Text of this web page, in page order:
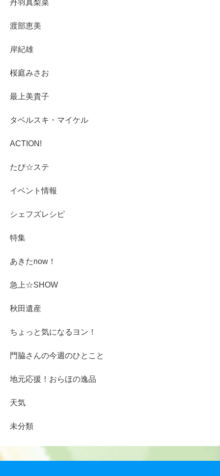
丹羽真梨菜
渡部恵美
岸紀雄
桜庭みさお
最上美貴子
タベルスキ・マイケル
ACTION!
たび☆ステ
イベント情報
シェフズレシピ
特集
あきたnow！
急上☆SHOW
秋田遺産
ちょっと気になるヨン！
門脇さんの今週のひとこと
地元応援！おらほの逸品
天気
未分類